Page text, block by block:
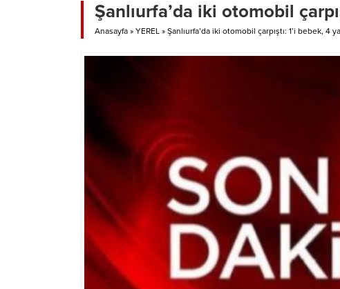
Şanlıurfa’da iki otomobil
Anasayfa » YEREL » Şanlıurfa’da iki otomobil çarpıştı: 1’i bebek, 4